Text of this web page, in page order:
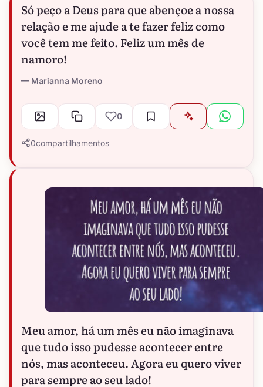
Só peço a Deus para que abençoe a nossa
relação e me ajude a te fazer feliz como
você tem me feito. Feliz um mês de
namoro!
Marianna Moreno
0
0compartilhamentos
Meu amor, há um mês eu não imaginava
que tudo isso pudesse acontecer entre
nós, mas aconteceu. Agora eu quero viver
para sempre ao seu lado!